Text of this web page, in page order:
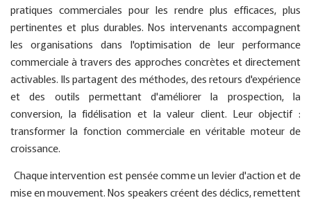
pratiques commerciales pour les rendre plus efficaces, plus
pertinentes et plus durables. Nos intervenants accompagnent
les organisations dans l'optimisation de leur performance
commerciale à travers des approches concrètes et directement
activables. Ils partagent des méthodes, des retours d'expérience
et des outils permettant d'améliorer la prospection, la
conversion, la fidélisation et la valeur client. Leur objectif :
transformer la fonction commerciale en véritable moteur de
croissance.
Chaque intervention est pensée comme un levier d'action et de
mise en mouvement. Nos speakers créent des déclics, remettent